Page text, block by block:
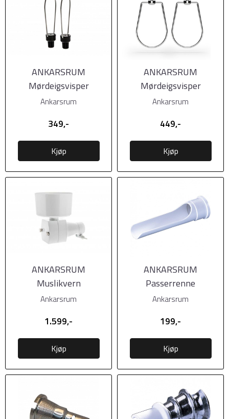
ANKARSRUM
Mørdeigsvisper
Ankarsrum
349,-
Kjøp
ANKARSRUM
Mørdeigsvisper
Premium
Ankarsrum
449,-
Kjøp
ANKARSRUM
Muslikvern
Ankarsrum
1.599,-
Kjøp
ANKARSRUM
Passerrenne
Ankarsrum
199,-
Kjøp